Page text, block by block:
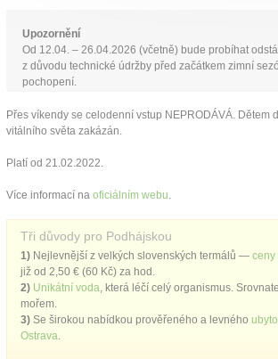
Upozornění
Od 12.04. – 26.04.2026 (včetně) bude probíhat
z důvodu technické údržby před začátkem zimní
pochopení.
Přes víkendy se celodenní vstup NEPRODÁVÁ. Dětem
vitálního světa zakázán.
Platí od 21.02.2022.
Více informací na oficiálním webu.
Tři důvody pro Podhájskou
1) Nejlevnější z velkých slovenských termálů — ceny
již od 2,50 € (60 Kč) za hod.
2) Unikátní voda, která léčí celý organismus.
mořem.
3) Se širokou nabídkou prověřeného a levného
Ostrava.